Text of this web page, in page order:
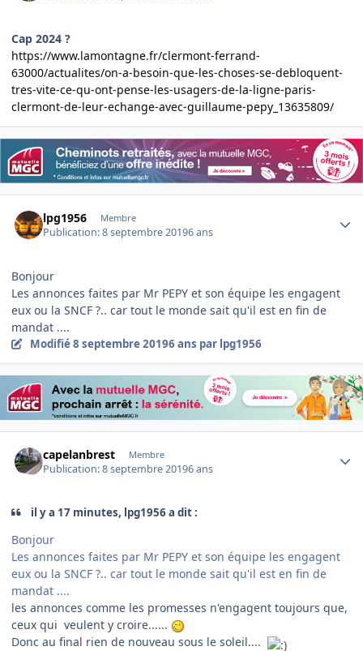
Cap 2024 ?
https://www.lamontagne.fr/clermont-ferrand-
63000/actualites/on-a-besoin-que-les-choses-se-debloquent-
tres-vite-ce-qu-ont-pense-les-usagers-de-la-ligne-paris-
clermont-de-leur-echange-avec-guillaume-pepy_13635809/
lpg1956 Membre
Publication:8 septembre 20196 ans
Bonjour
Les annonces faites par Mr PEPY et son équipe les engagent
eux ou la SNCF ?.. car tout le monde sait qu'il est en fin de
mandat ....
Modifié8 septembre 20196 ans par lpg1956
capelanbrest Membre
Publication:8 septembre 20196 ans
il y a 17 minutes, lpg1956 a dit :
Bonjour
Les annonces faites par Mr PEPY et son équipe les engagent
eux ou la SNCF ?.. car tout le monde sait qu'il est en fin de
mandat ....
les annonces comme les promesses n'engagent toujours que,
ceux qui veulent y croire......
Donc au final rien de nouveau sous le soleil....